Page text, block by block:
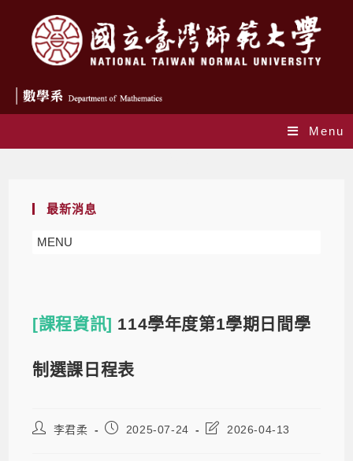
Menu
最新消息
MENU
[課程資訊] 114學年度第1學期日間學
制選課日程表
李君柔 2025-07-24 2026-04-13